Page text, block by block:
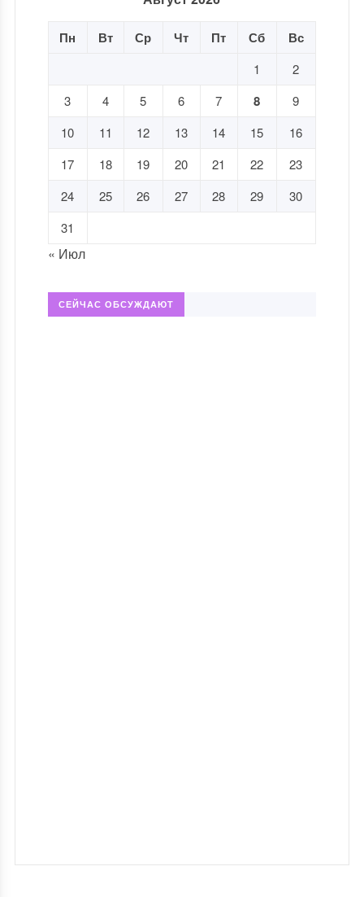
Пн Вт Ср Чт Пт Сб Вс
1
2
3
4 5 6 7 8
9
10
11 12 13 14 15
16
17
18 19 20 21 22
23
24
25 26 27 28 29
30
31
« Июл
СЕЙЧАС ОБСУЖДАЮТ